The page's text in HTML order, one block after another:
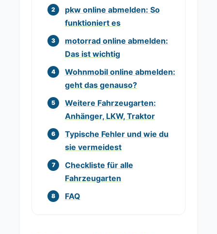
pkw online abmelden: So
funktioniert es
motorrad online abmelden:
Das ist wichtig
Wohnmobil online abmelden:
geht das genauso?
Weitere Fahrzeugarten:
Anhänger, LKW, Traktor
Typische Fehler und wie du
sie vermeidest
Checkliste für alle
Fahrzeugarten
FAQ